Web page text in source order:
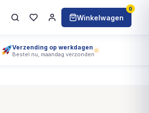
Winkelwagen
0
Verzending op werkdagen
Bestel nu, maandag verzonden